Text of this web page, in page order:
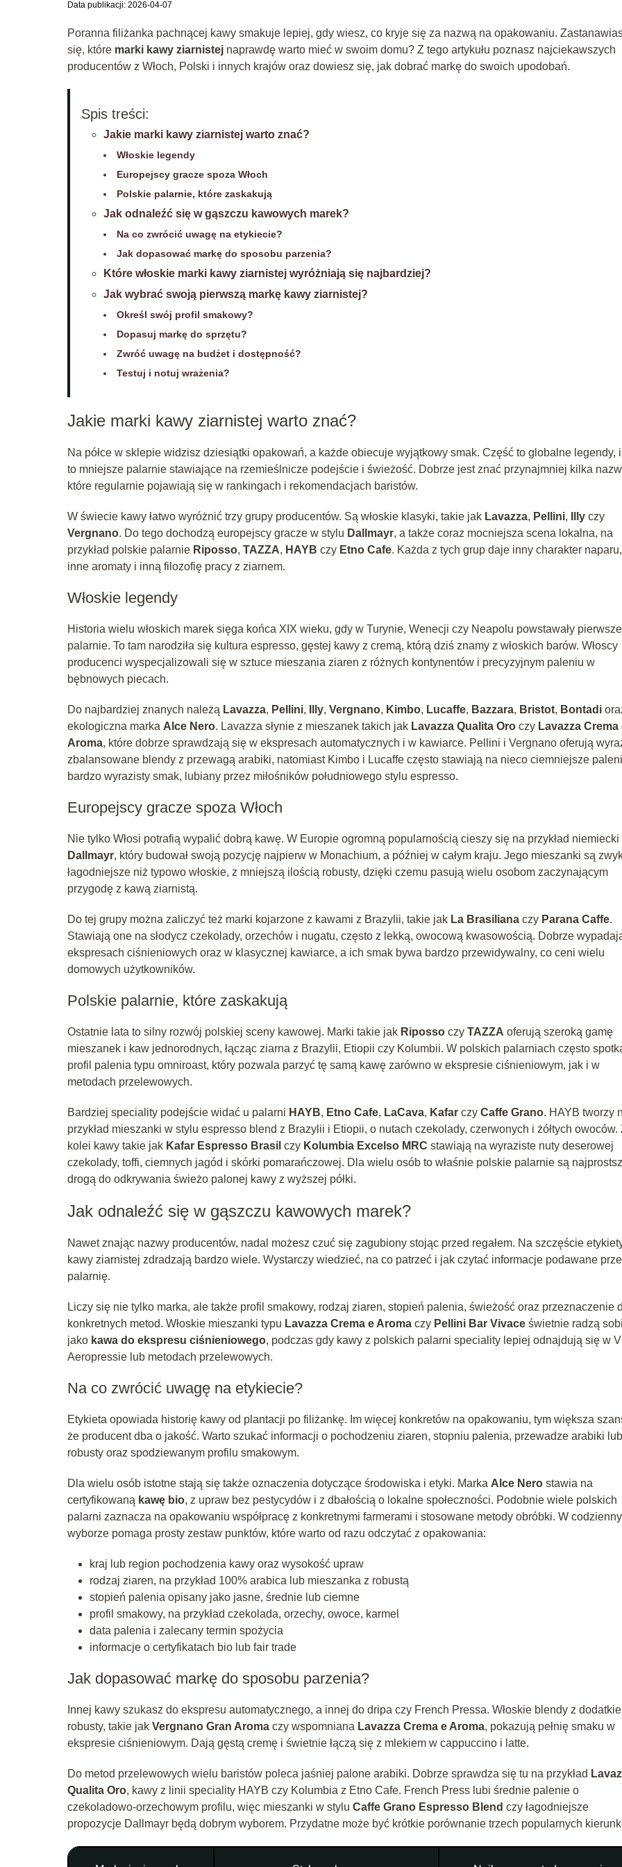
Data publikacji: 2026-04-07
Poranna filiżanka pachnącej kawy smakuje lepiej, gdy wiesz, co kryje się za nazwą na opakowaniu.
się, które marki kawy ziarnistej naprawdę warto mieć w swoim domu? Z tego artykułu poznasz najciekawszych
producentów z Włoch, Polski i innych krajów oraz dowiesz się, jak dobrać markę do swoich upodobań.
Spis treści:
Jakie marki kawy ziarnistej warto znać?
Włoskie legendy
Europejscy gracze spoza Włoch
Polskie palarnie, które zaskakują
Jak odnaleźć się w gąszczu kawowych marek?
Na co zwrócić uwagę na etykiecie?
Jak dopasować markę do sposobu parzenia?
Które włoskie marki kawy ziarnistej wyróżniają się najbardziej?
Jak wybrać swoją pierwszą markę kawy ziarnistej?
Określ swój profil smakowy?
Dopasuj markę do sprzętu?
Zwróć uwagę na budżet i dostępność?
Testuj i notuj wrażenia?
Jakie marki kawy ziarnistej warto znać?
Na półce w sklepie widzisz dziesiątki opakowań, a każde obiecuje wyjątkowy smak. Część to globalne legendy,
to mniejsze palarnie stawiające na rzemieślnicze podejście i świeżość. Dobrze jest znać przynajmniej kilka
które regularnie pojawiają się w rankingach i rekomendacjach baristów.
W świecie kawy łatwo wyróżnić trzy grupy producentów. Są włoskie klasyki, takie jak Lavazza, Pellini, Illy czy
Vergnano. Do tego dochodzą europejscy gracze w stylu Dallmayr, a także coraz mocniejsza scena lokalna, na
przykład polskie palarnie Riposso, TAZZA, HAYB czy Etno Cafe. Każda z tych grup daje inny charakter naparu,
inne aromaty i inną filozofię pracy z ziarnem.
Włoskie legendy
Historia wielu włoskich marek sięga końca XIX wieku, gdy w Turynie, Wenecji czy Neapolu powstawały pierwsze
palarnie. To tam narodziła się kultura espresso, gęstej kawy z cremą, którą dziś znamy z włoskich barów. Włoscy
producenci wyspecjalizowali się w sztuce mieszania ziaren z różnych kontynentów i precyzyjnym paleniu w
bębnowych piecach.
Do najbardziej znanych należą Lavazza, Pellini, Illy, Vergnano, Kimbo, Lucaffe, Bazzara, Bristot, Bontadi
ekologiczna marka Alce Nero. Lavazza słynie z mieszanek takich jak Lavazza Qualita Oro czy Lavazza Crema
Aroma, które dobrze sprawdzają się w ekspresach automatycznych i w kawiarce. Pellini i Vergnano oferują
zbalansowane blendy z przewagą arabiki, natomiast Kimbo i Lucaffe często stawiają na nieco ciemniejsze
bardzo wyrazisty smak, lubiany przez miłośników południowego stylu espresso.
Europejscy gracze spoza Włoch
Nie tylko Włosi potrafią wypalić dobrą kawę. W Europie ogromną popularnością cieszy się na przykład niemiecki
Dallmayr, który budował swoją pozycję najpierw w Monachium, a później w całym kraju. Jego mieszanki są
łagodniejsze niż typowo włoskie, z mniejszą ilością robusty, dzięki czemu pasują wielu osobom zaczynającym
przygodę z kawą ziarnistą.
Do tej grupy można zaliczyć też marki kojarzone z kawami z Brazylii, takie jak La Brasiliana czy Parana Caffe.
Stawiają one na słodycz czekolady, orzechów i nugatu, często z lekką, owocową kwasowością. Dobrze
ekspresach ciśnieniowych oraz w klasycznej kawiarce, a ich smak bywa bardzo przewidywalny, co ceni wielu
domowych użytkowników.
Polskie palarnie, które zaskakują
Ostatnie lata to silny rozwój polskiej sceny kawowej. Marki takie jak Riposso czy TAZZA oferują szeroką gamę
mieszanek i kaw jednorodnych, łącząc ziarna z Brazylii, Etiopii czy Kolumbii. W polskich palarniach często
profil palenia typu omniroast, który pozwala parzyć tę samą kawę zarówno w ekspresie ciśnieniowym, jak i w
metodach przelewowych.
Bardziej speciality podejście widać u palarni HAYB, Etno Cafe, LaCava, Kafar czy Caffe Grano. HAYB tworzy
przykład mieszanki w stylu espresso blend z Brazylii i Etiopii, o nutach czekolady, czerwonych i żółtych owoców.
kolei kawy takie jak Kafar Espresso Brasil czy Kolumbia Excelso MRC stawiają na wyraziste nuty deserowej
czekolady, toffi, ciemnych jagód i skórki pomarańczowej. Dla wielu osób to właśnie polskie palarnie są
drogą do odkrywania świeżo palonej kawy z wyższej półki.
Jak odnaleźć się w gąszczu kawowych marek?
Nawet znając nazwy producentów, nadal możesz czuć się zagubiony stojąc przed regałem. Na szczęście
kawy ziarnistej zdradzają bardzo wiele. Wystarczy wiedzieć, na co patrzeć i jak czytać informacje podawane
palarnię.
Liczy się nie tylko marka, ale także profil smakowy, rodzaj ziaren, stopień palenia, świeżość oraz przeznaczenie
konkretnych metod. Włoskie mieszanki typu Lavazza Crema e Aroma czy Pellini Bar Vivace świetnie radzą
jako kawa do ekspresu ciśnieniowego, podczas gdy kawy z polskich palarni speciality lepiej odnajdują się w
Aeropressie lub metodach przelewowych.
Na co zwrócić uwagę na etykiecie?
Etykieta opowiada historię kawy od plantacji po filiżankę. Im więcej konkretów na opakowaniu, tym większa
że producent dba o jakość. Warto szukać informacji o pochodzeniu ziaren, stopniu palenia, przewadze arabiki lub
robusty oraz spodziewanym profilu smakowym.
Dla wielu osób istotne stają się także oznaczenia dotyczące środowiska i etyki. Marka Alce Nero stawia na
certyfikowaną kawę bio, z upraw bez pestycydów i z dbałością o lokalne społeczności. Podobnie wiele polskich
palarni zaznacza na opakowaniu współpracę z konkretnymi farmerami i stosowane metody obróbki. W
wyborze pomaga prosty zestaw punktów, które warto od razu odczytać z opakowania:
kraj lub region pochodzenia kawy oraz wysokość upraw
rodzaj ziaren, na przykład 100% arabica lub mieszanka z robustą
stopień palenia opisany jako jasne, średnie lub ciemne
profil smakowy, na przykład czekolada, orzechy, owoce, karmel
data palenia i zalecany termin spożycia
informacje o certyfikatach bio lub fair trade
Jak dopasować markę do sposobu parzenia?
Innej kawy szukasz do ekspresu automatycznego, a innej do dripa czy French Pressa. Włoskie blendy z
robusty, takie jak Vergnano Gran Aroma czy wspomniana Lavazza Crema e Aroma, pokazują pełnię smaku w
ekspresie ciśnieniowym. Dają gęstą cremę i świetnie łączą się z mlekiem w cappuccino i latte.
Do metod przelewowych wielu baristów poleca jaśniej palone arabiki. Dobrze sprawdza się tu na przykład
Qualita Oro, kawy z linii speciality HAYB czy Kolumbia z Etno Cafe. French Press lubi średnie palenie o
czekoladowo-orzechowym profilu, więc mieszanki w stylu Caffe Grano Espresso Blend czy łagodniejsze
propozycje Dallmayr będą dobrym wyborem. Przydatne może być krótkie porównanie trzech popularnych